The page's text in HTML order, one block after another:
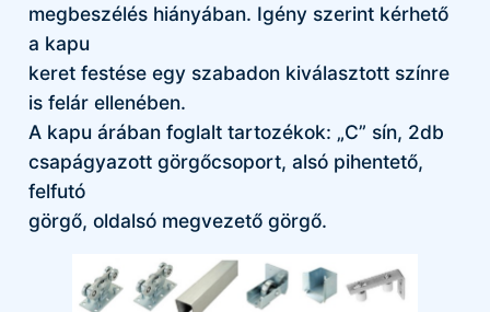
megbeszélés hiányában. Igény szerint kérhető
a kapu
keret festése egy szabadon kiválasztott színre
is felár ellenében.
A kapu árában foglalt tartozékok: „C” sín, 2db
csapágyazott görgőcsoport, alsó pihentető,
felfutó
görgő, oldalsó megvezető görgő.